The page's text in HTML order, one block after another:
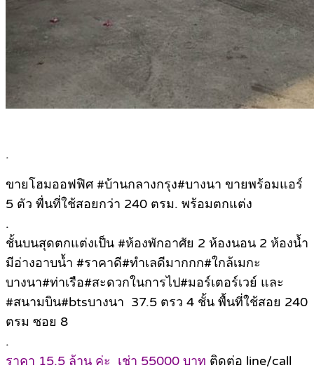
.
ขายโฮมออฟฟิศ #บ้านกลางกรุง#บางนา ขายพร้อมแอร์
5 ตัว พื่นที่ใช้สอยกว่า 240 ตรม. พร้อมตกแต่ง
.
ชั้นบนสุดตกแต่งเป็น #ห้องพักอาศัย 2 ห้องนอน 2 ห้องน้ำ
มีอ่างอาบน้ำ #ราคาดี#ทำเลดีมากกก#ใกล้เมกะ
บางนา#ท่าเรือ#สะดวกในการไป#มอร์เตอร์เวย์ และ
#สนามบิน#btsบางนา 37.5 ตรว 4 ชั้น พื้นที่ใช้สอย 240
ตรม ซอย 8
.
ราคา 15.5 ล้าน ค่ะ เช่า 55000 บาท ติดต่อ line/call